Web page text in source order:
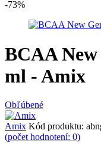
-73%
BCAA
ml - Amix
Obľúbené
Amix Kód produktu:
(počet hodnotení: 0)